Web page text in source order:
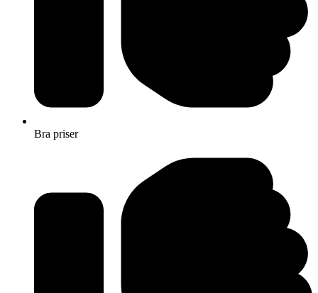
Bra priser